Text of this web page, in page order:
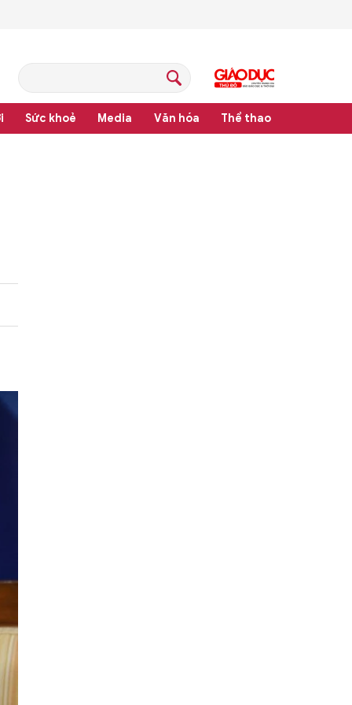
Sức khoẻ Media Văn hóa Thể thao